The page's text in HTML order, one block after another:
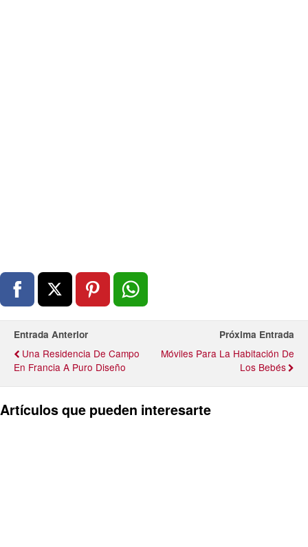
Entrada Anterior
Una Residencia De Campo
En Francia A Puro Diseño
Próxima Entrada
Móviles Para La Habitación De
Los Bebés
Artículos que pueden interesarte